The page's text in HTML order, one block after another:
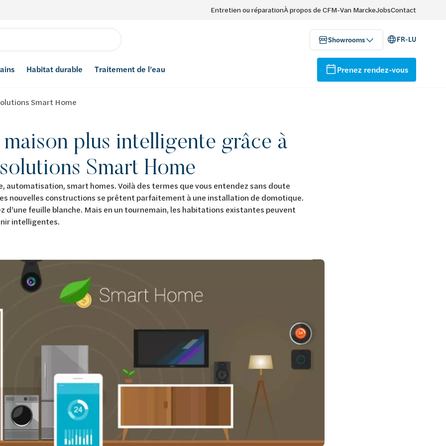
Entretien ou réparationÀ propos de CFM-Van MarckeJobsContact
Showrooms FR-LU
Habitat durable Traitement de l’eau Prenez rendez-vous
Smart Home
plus intelligente grâce à
Smart Home
automatisation, smart homes. Voilà des termes que vous entendez sans doute
nouvelles constructions se prêtent parfaitement à une installation de domotique.
d’une feuille blanche. Mais en un tournemain, les habitations existantes peuvent
intelligentes.